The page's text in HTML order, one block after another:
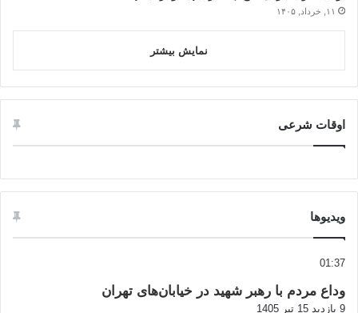
۱۱, خرداد, ۱۴۰۵
نمایش بیشتر
اوقات شرعی
ویدیوها
01:37
وداع مردم با رهبر شهید در خیابان‌های تهران
9 بازدید 15 تیر 1405